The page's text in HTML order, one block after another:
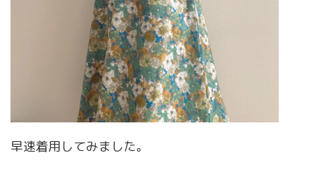
早速着用してみました。